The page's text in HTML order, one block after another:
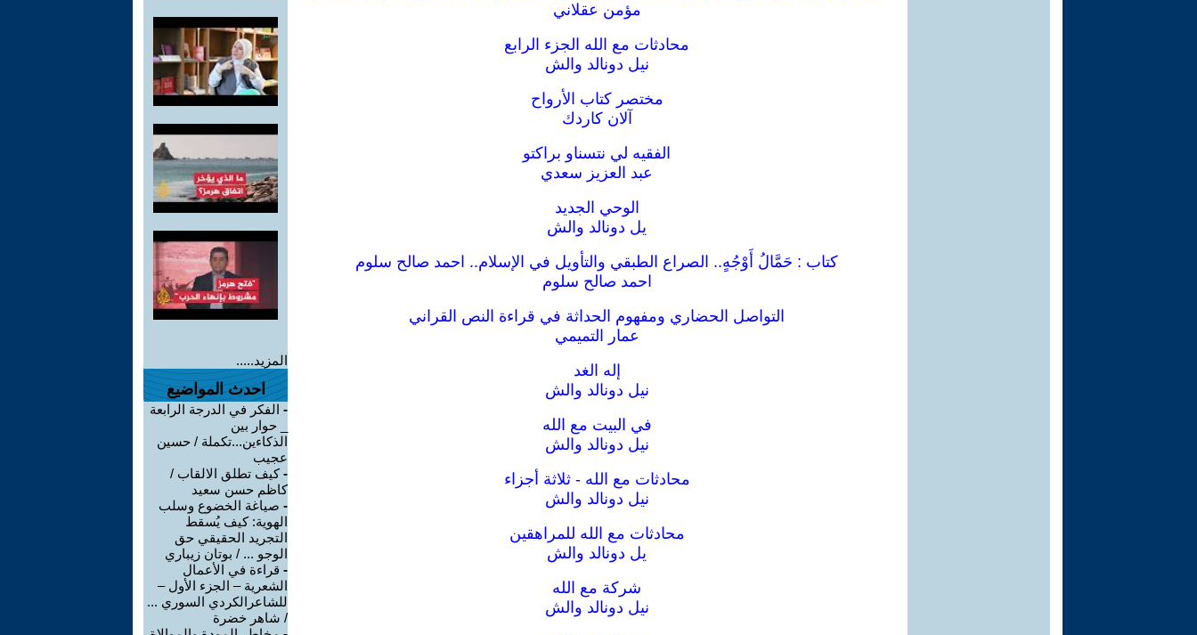
مؤمن عقلاني
محادثات مع الله الجزء الرابع
نيل دونالد والش
مختصر كتاب الأرواح
آلان كاردك
الفقيه لي نتسناو براكتو
عبد العزيز سعدي
الوحي الجديد
يل دونالد والش
كتاب : حَمَّالُ أَوْجُهٍ.. الصراع الطبقي والتأويل في الإسلام.. احمد صالح سلوم
احمد صالح سلوم
التواصل الحضاري ومفهوم الحداثة في قراءة النص القراني
عمار التميمي
إله الغد
نيل دونالد والش
في البيت مع الله
نيل دونالد والش
محادثات مع الله - ثلاثة أجزاء
نيل دونالد والش
محادثات مع الله للمراهقين
يل دونالد والش
شركة مع الله
نيل دونالد والش
المزيد.....
احدث المواضيع
- الفكر في الدرجة الرابعة
_ حوار بين
الذكاءين...تكملة / حسين
عجيب
-كيف تطلق الالقاب /
كاظم حسن سعيد
- صياغة الخضوع وسلب
الهوية: كيف يُسقط
التجريد الحقيقي حق
الوجو ... / بوتان زيباري
- قراءة في الأعمال
الشعرية – الجزء الأول –
للشاعرالكردي السوري ...
/ شاهر خضرة